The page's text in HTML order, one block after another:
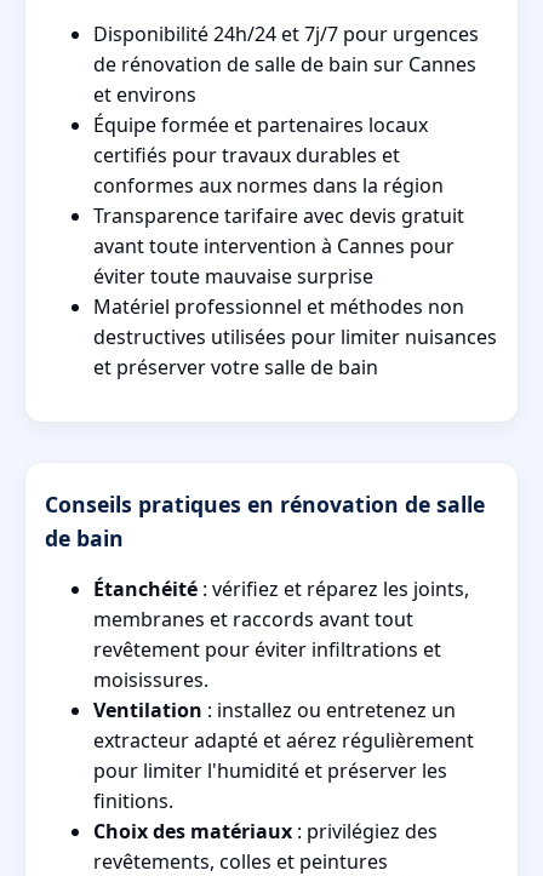
Disponibilité 24h/24 et 7j/7 pour urgences
de rénovation de salle de bain sur Cannes
et environs
Équipe formée et partenaires locaux
certifiés pour travaux durables et
conformes aux normes dans la région
Transparence tarifaire avec devis gratuit
avant toute intervention à Cannes pour
éviter toute mauvaise surprise
Matériel professionnel et méthodes non
destructives utilisées pour limiter nuisances
et préserver votre salle de bain
Conseils pratiques en rénovation de salle
de bain
Étanchéité : vérifiez et réparez les joints,
membranes et raccords avant tout
revêtement pour éviter infiltrations et
moisissures.
Ventilation : installez ou entretenez un
extracteur adapté et aérez régulièrement
pour limiter l'humidité et préserver les
finitions.
Choix des matériaux : privilégiez des
revêtements, colles et peintures